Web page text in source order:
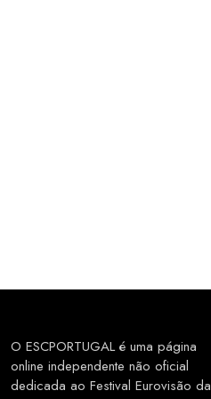
O ESCPORTUGAL é uma página
online independente não oficial
dedicada ao Festival Eurovisão da